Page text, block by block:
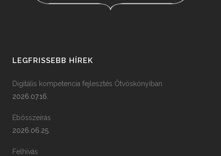
LEGFRISSEBB HÍREK
Digitális kompetencia fejlesztés Ötvöskónyiban
2026.07.16.
Ebösszeírás
2026.06.25.
Felhívás